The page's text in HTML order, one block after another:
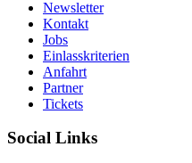
Newsletter
Kontakt
Jobs
Einlasskriterien
Anfahrt
Partner
Tickets
Social Links